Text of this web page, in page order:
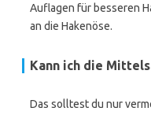
Auflagen für besseren
an die Hakenöse.
Kann ich die
Das solltest du nur